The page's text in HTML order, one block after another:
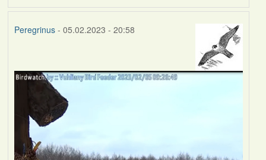
Peregrinus- 05.02.2023 - 20:58